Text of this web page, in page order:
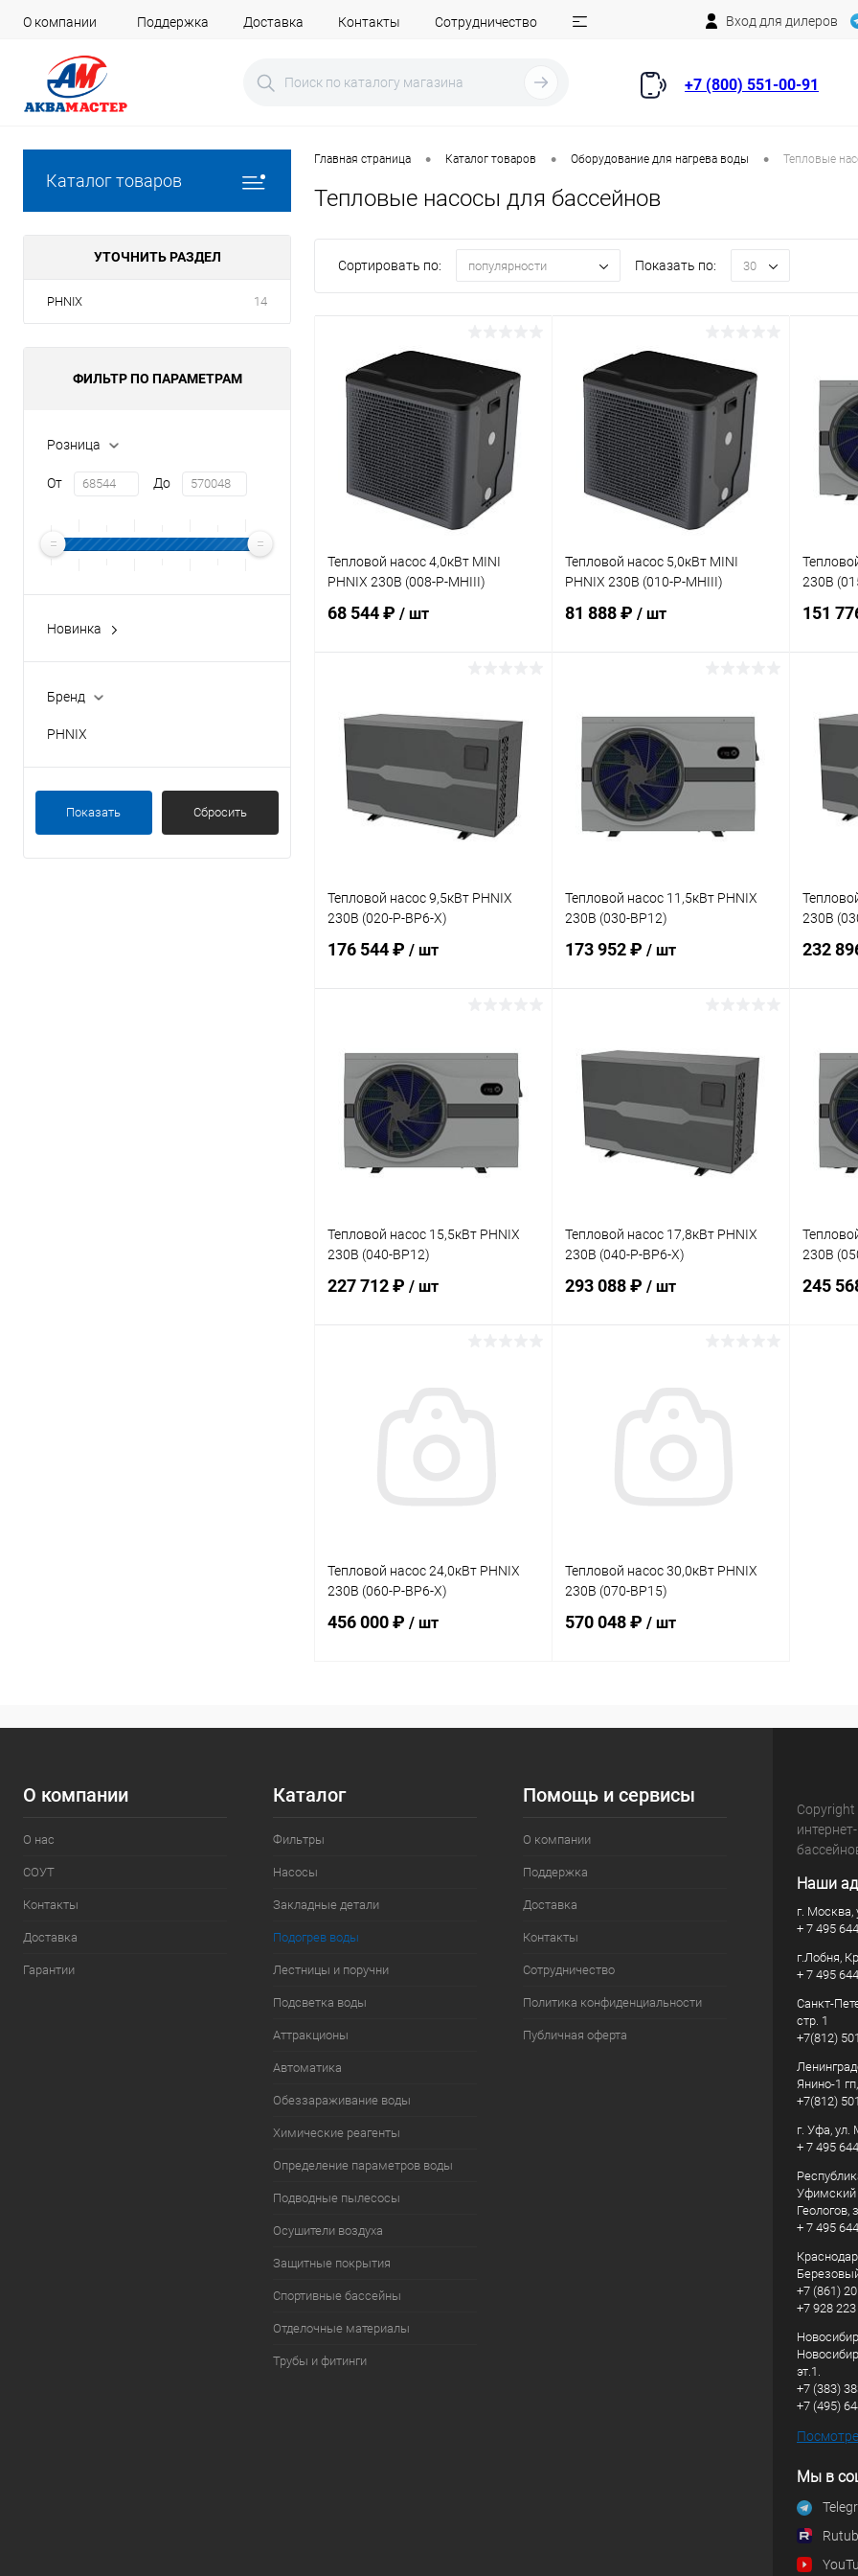
О компании Поддержка Доставка Контакты Сотрудничество Вход для дилеров
+7 (800) 551-00-91
Каталог товаров
УТОЧНИТЬ РАЗДЕЛ
PHNIX 14
ФИЛЬТР ПО ПАРАМЕТРАМ
Розница
От До
Новинка
Бренд
PHNIX
Показать Сбросить
Главная страница • Каталог товаров • Оборудование для нагрева воды • Тепловые
Тепловые насосы для бассейнов
Сортировать по: популярности Показать по: 30
Тепловой насос 4,0кВт MINI
PHNIX 230В (008-P-MHIII)
68 544 ₽ / шт
К сравнению В наличии
Тепловой насос 5,0кВт MINI
PHNIX 230В (010-P-MHIII)
81 888 ₽ / шт
В избранное
К сравнению
230В
151
К
Тепловой насос 9,5кВт PHNIX
230В (020-P-BP6-X)
176 544 ₽ / шт
В избранное
К сравнению
Тепловой насос 11,5кВт PHNIX
230В (030-BP12)
173 952 ₽ / шт
К сравнению В наличии
230В
232
В
К
Тепловой насос 15,5кВт PHNIX
230В (040-BP12)
227 712 ₽ / шт
Тепловой насос 17,8кВт PHNIX
230В (040-P-BP6-X)
293 088 ₽ / шт
230В
245
Тепловой насос 24,0кВт PHNIX
230В (060-P-BP6-X)
456 000 ₽ / шт
Тепловой насос 30,0кВт PHNIX
230В (070-BP15)
570 048 ₽ / шт
О компании
О нас
СОУТ
Контакты
Доставка
Гарантии
Каталог
Фильтры
Насосы
Закладные детали
Подогрев воды
Лестницы и поручни
Подсветка воды
Аттракционы
Автоматика
Обеззараживание воды
Химические реагенты
Определение параметров воды
Подводные пылесосы
Осушители воздуха
Защитные покрытия
Спортивные бассейны
Отделочные материалы
Трубы и фитинги
Помощь и сервисы
О компании
Поддержка
Доставка
Контакты
Сотрудничество
Политика конфиденциальности
Публичная оферта
Наши
г. Москва,
+ 7 495
г.Лобня,
+ 7 495
Санкт-
стр. 1
+7(812)
Янино-1
+7(812)
г. Уфа, ул.
+ 7 495
Уфимский
Геологов,
+ 7 495
+7 (861)
+7 928
эт.1.
+7 (383)
+7 (495)
Мы в